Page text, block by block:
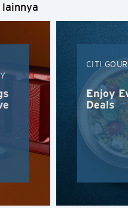
CITI
Enjoy
Deals